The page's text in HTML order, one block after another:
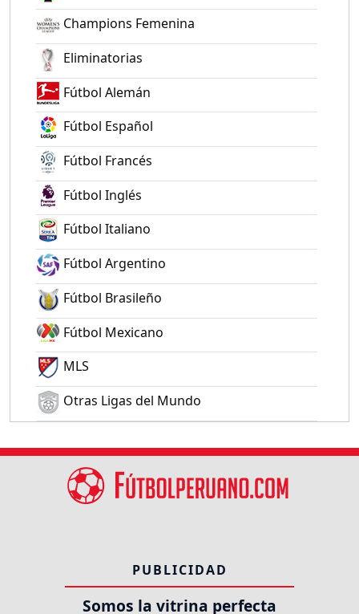
Champions Femenina
Eliminatorias
Fútbol Alemán
Fútbol Español
Fútbol Francés
Fútbol Inglés
Fútbol Italiano
Fútbol Argentino
Fútbol Brasileño
Fútbol Mexicano
MLS
Otras Ligas del Mundo
PUBLICIDAD
Somos la vitrina perfecta